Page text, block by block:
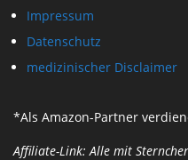
Impressum
Datenschutz
medizinischer Disclaimer
*Als Amazon-Partner
Affiliate-Link: Alle mit